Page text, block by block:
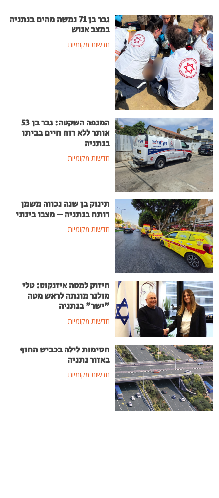
גבר בן 71 נמשה מהים בנתניה
במצב אנוש
חדשות מקומיות
המגפה השקטה: גבר בן 53
אותר ללא רוח חיים בביתו
בנתניה
חדשות מקומיות
תינוק בן שנה נכווה משמן
רותח בנתניה – מצבו בינוני
חדשות מקומיות
חיזוק למטה איזנקוט: טלי
מולנר מונתה לראש מטה
"ישר" בנתניה
חדשות מקומיות
חסימות לילה בכביש החוף
באזור נתניה
חדשות מקומיות